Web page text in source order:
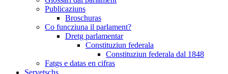
Publicaziuns
Broschuras
Co funcziuna il parlament?
Dretg parlamentar
Constituziun federala
Constituziun federala dal 1848
Fatgs e datas en cifras